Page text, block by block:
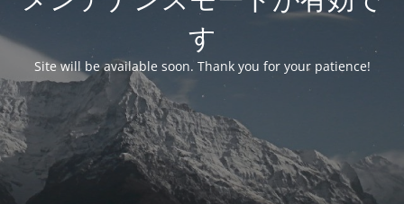
す
Site will be available soon. Thank you for your patience!